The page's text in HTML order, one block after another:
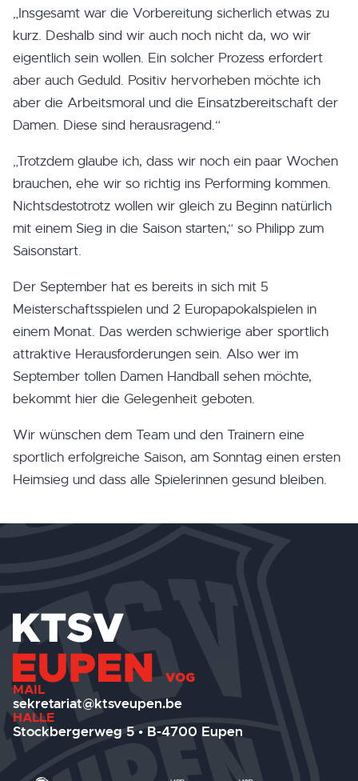
„Insgesamt war die Vorbereitung sicherlich etwas zu
kurz. Deshalb sind wir auch noch nicht da, wo wir
eigentlich sein wollen. Ein solcher Prozess erfordert
aber auch Geduld. Positiv hervorheben möchte ich
aber die Arbeitsmoral und die Einsatzbereitschaft der
Damen. Diese sind herausragend.“
„Trotzdem glaube ich, dass wir noch ein paar Wochen
brauchen, ehe wir so richtig ins Performing kommen.
Nichtsdestotrotz wollen wir gleich zu Beginn natürlich
mit einem Sieg in die Saison starten,“ so Philipp zum
Saisonstart.
Der September hat es bereits in sich mit 5
Meisterschaftsspielen und 2 Europapokalspielen in
einem Monat. Das werden schwierige aber sportlich
attraktive Herausforderungen sein. Also wer im
September tollen Damen Handball sehen möchte,
bekommt hier die Gelegenheit geboten.
Wir wünschen dem Team und den Trainern eine
sportlich erfolgreiche Saison, am Sonntag einen ersten
Heimsieg und dass alle Spielerinnen gesund bleiben.
MAIL
sekretariat@ktsveupen.be
HALLE
Stockbergerweg 5 • B-4700 Eupen